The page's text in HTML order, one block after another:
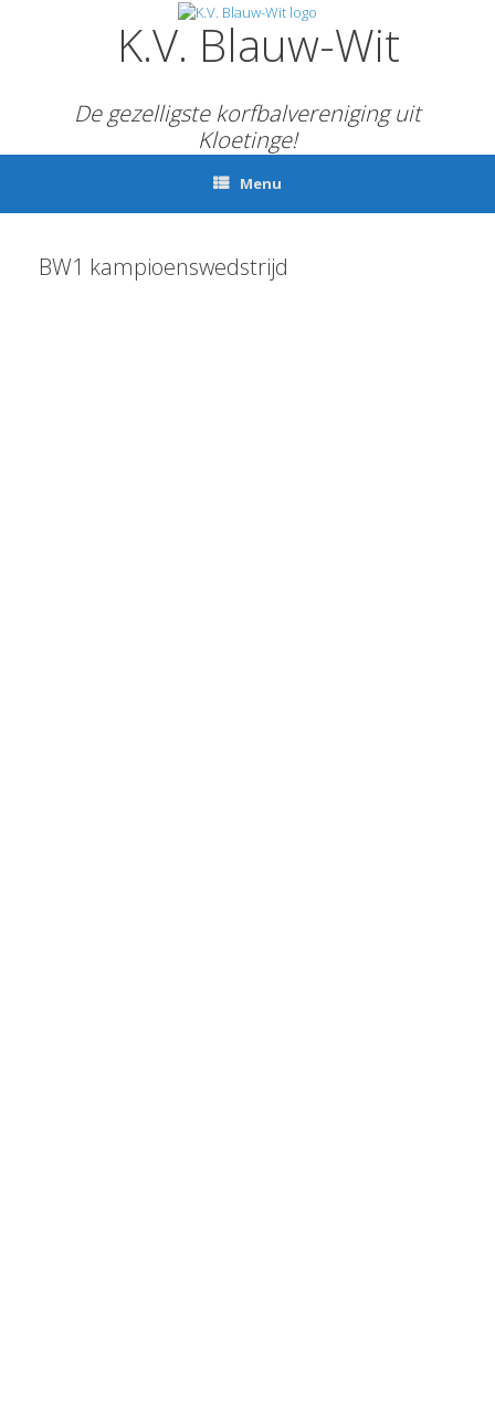
K.V. Blauw-Wit
De gezelligste korfbalvereniging uit
Kloetinge!
Menu
BW1 kampioenswedstrijd